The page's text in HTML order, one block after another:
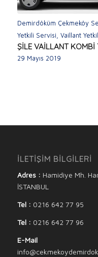
Demirdöküm Çekmeköy
Yetkili Servisi Vaillant
ŞİLE VAİLLANT KOMBİ
29 Mayıs 2019
İLETİŞİM BİLGİLERİ
Adres : Hamidiye Mh.
İSTANBUL
Tel : 0216 642 77 95
Tel : 0216 642 77 96
E-Mail